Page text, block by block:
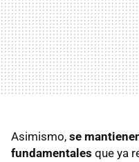
Asimismo, se
fundamentales que ya